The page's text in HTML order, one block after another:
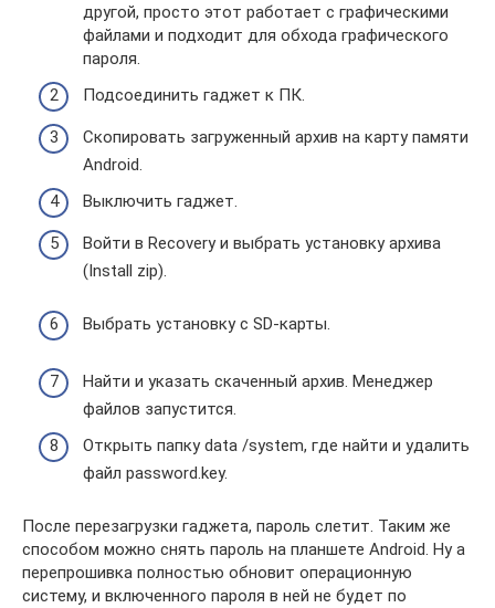
другой, просто этот работает с графическими
файлами и подходит для обхода графического
пароля.
Подсоединить гаджет к ПК.
Скопировать загруженный архив на карту памяти
Аndroid.
Выключить гаджет.
Войти в Recovery и выбрать установку архива
(Install zip).
Выбрать установку с SD-карты.
Найти и указать скаченный архив. Менеджер
файлов запустится.
Открыть папку data /system, где найти и удалить
файл password.key.
После перезагрузки гаджета, пароль слетит. Таким же
способом можно снять пароль на планшете Аndroid. Ну а
перепрошивка полностью обновит операционную
систему, и включенного пароля в ней не будет по